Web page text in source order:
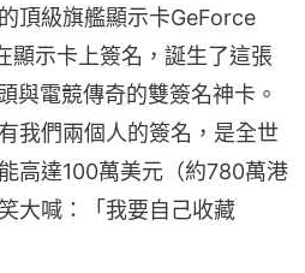
頂級旗艦顯示卡GeForce
顯示卡上簽名，誕生了這張
與電競傳奇的雙簽名神卡。
我們兩個人的簽名，是全世
高達100萬美元（約780萬港
大喊：「我要自己收藏